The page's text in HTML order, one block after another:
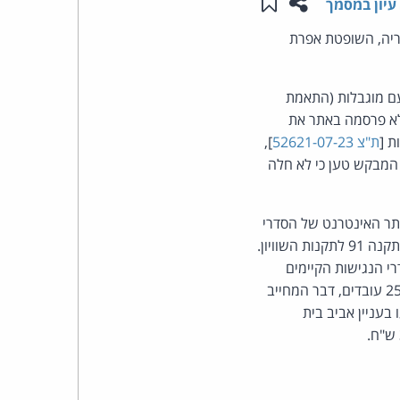
עיון במסמך
השופטת אפרת
מוגבלות (התאמת
שלה, לא פרסמה באתר את
[ת"צ 52621-07-23
],
טען כי לא חלה
בשל אי-פרסום באתר האינטרנט של הסדרי
הנגישות הקיימים בחנות המשיבה. כן נטען כי המשיבה נמנעה מפרסום פרטי רכז נגישות, בניגוד לתקנה 91 לתקנות השוויון.
הנגישות הקיימים
בעסקה. המבקש אף לא פנה בפנייה מוקדמת אל המשיבה על-מנת לברר אם היא מעסיקה יותר מ-25 עובדים, דבר המחייב
אביב בית